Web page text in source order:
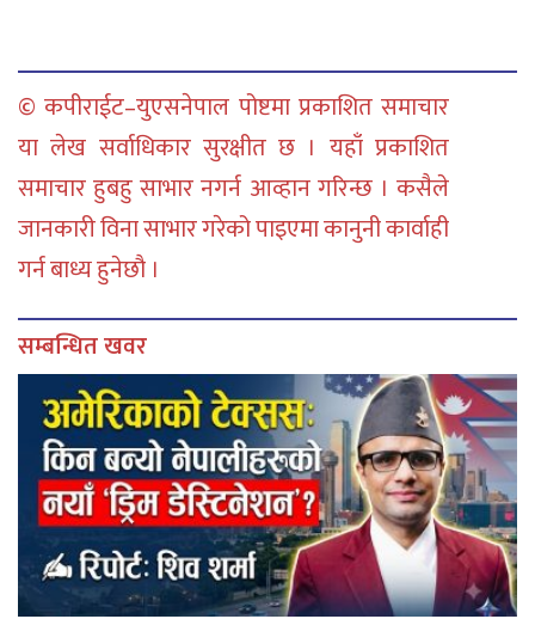
© कपीराईट–युएसनेपाल पोष्टमा प्रकाशित समाचार
या लेख सर्वाधिकार सुरक्षीत छ । यहाँ प्रकाशित
समाचार हुबहु साभार नगर्न आव्हान गरिन्छ । कसैले
जानकारी विना साभार गरेको पाइएमा कानुनी कार्वाही
गर्न बाध्य हुनेछौ ।
सम्बन्धित खवर